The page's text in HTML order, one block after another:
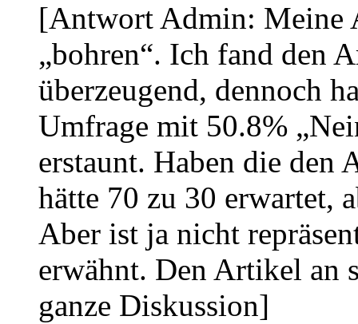
[Antwort Admin: Meine
„bohren“. Ich fand den
überzeugend, dennoch
Umfrage mit 50.8%
erstaunt. Haben die den
hätte 70 zu 30 erwartet,
Aber ist ja nicht
erwähnt. Den Artikel an
ganze Diskussion]